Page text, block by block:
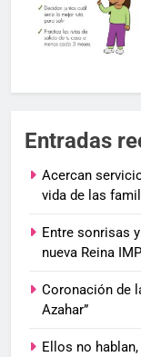
Entradas
Acercan
vida de las
Entre sonrisas
nueva Reina
Coronación de
Azahar”
Ellos no